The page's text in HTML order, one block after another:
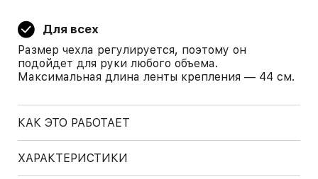
Для всех
Размер чехла регулируется, поэтому он
подойдет для руки любого объема.
Максимальная длина ленты крепления — 44 см.
КАК ЭТО РАБОТАЕТ
ХАРАКТЕРИСТИКИ